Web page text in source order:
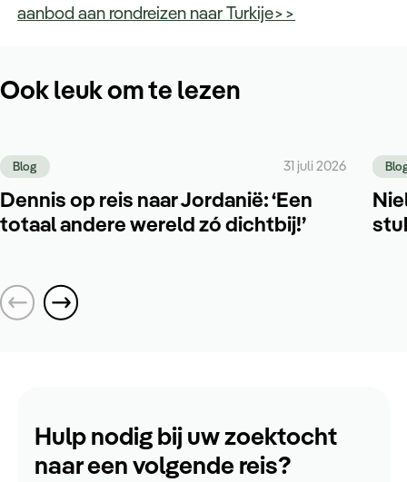
aanbod aan rondreizen naar Turkije>>
Ook leuk om te lezen
Blog 31 juli 2026
Dennis op reis naar Jordanië: ‘Een
totaal andere wereld zó dichtbij!’
Hulp nodig bij uw zoektocht
naar een volgende reis?